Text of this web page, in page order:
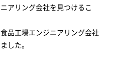
アリング会社を見つけるこ
品工場エンジニアリング会社
した。